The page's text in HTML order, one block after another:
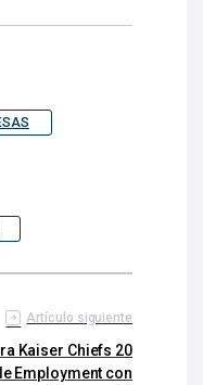
Artículo siguiente
Kaiser Chiefs 20
Employment con